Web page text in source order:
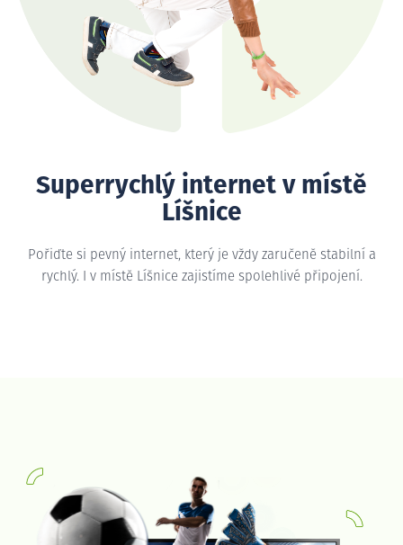
Superrychlý internet v místě
Líšnice
Pořiďte si pevný internet, který je vždy zaručeně stabilní a
rychlý. I v místě Líšnice zajistíme spolehlivé připojení.